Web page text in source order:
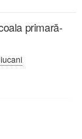
primară-